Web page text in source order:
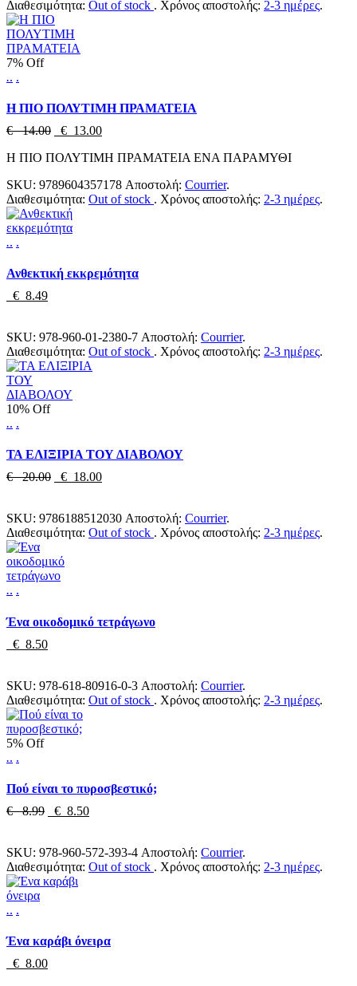
Διαθεσιμότητα: Out of stock . Χρόνος αποστολής: 2-3 ημέρες.
7% Off
.. .
Η ΠΙΟ ΠΟΛΥΤΙΜΗ ΠΡΑΜΑΤΕΙΑ
€ 14.00
€ 13.00
Η ΠΙΟ ΠΟΛΥΤΙΜΗ ΠΡΑΜΑΤΕΙΑ ΕΝΑ ΠΑΡΑΜΥΘΙ
SKU: 9789604357178 Αποστολή: Courrier.
Διαθεσιμότητα: Out of stock . Χρόνος αποστολής: 2-3 ημέρες.
.. .
Ανθεκτική εκκρεμότητα
€ 8.49
SKU: 978-960-01-2380-7 Αποστολή: Courrier.
Διαθεσιμότητα: Out of stock . Χρόνος αποστολής: 2-3 ημέρες.
10% Off
.. .
ΤΑ ΕΛΙΞΙΡΙΑ ΤΟΥ ΔΙΑΒΟΛΟΥ
€ 20.00
€ 18.00
SKU: 9786188512030 Αποστολή: Courrier.
Διαθεσιμότητα: Out of stock . Χρόνος αποστολής: 2-3 ημέρες.
.. .
Ένα οικοδομικό τετράγωνο
€ 8.50
SKU: 978-618-80916-0-3 Αποστολή: Courrier.
Διαθεσιμότητα: Out of stock . Χρόνος αποστολής: 2-3 ημέρες.
5% Off
.. .
Πού είναι το πυροσβεστικό;
€ 8.99
€ 8.50
SKU: 978-960-572-393-4 Αποστολή: Courrier.
Διαθεσιμότητα: Out of stock . Χρόνος αποστολής: 2-3 ημέρες.
.. .
Ένα καράβι όνειρα
€ 8.00